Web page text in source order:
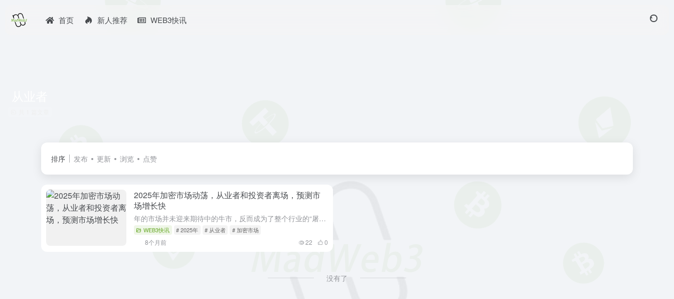
首页 新人推荐 WEB3快讯
排序 发布 更新 浏览 点赞
2025年加密市场动荡，从业者和投资者离场，预测市
场增长快
年的市场并未迎来期待中的牛市，反而成为了整个行业的“屠杀”之年。年仍被许多人视为行业的“成熟之年”，但这一年也见证了大量从业者和投资者的离场。年预测市场交易量的快速增长。然而，今年在股权与代币之间的博...
WEB3快讯 # 2025年 # 从业者 # 加密市场
8个月前 22 0
没有了